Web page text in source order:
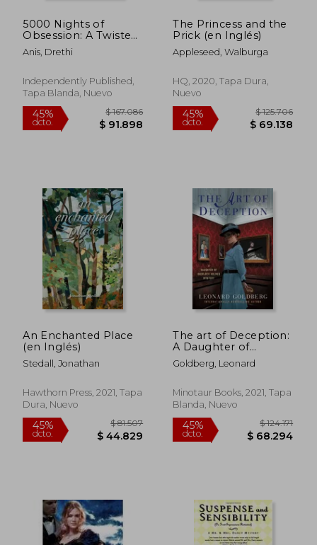
$ 69.957
5000 Nights of
Obsession: A Twisted
Gatsby Story (en
Inglés)
Anis, Drethi
Independently Published,
Tapa Blanda, Nuevo
The Princess and the
Prick (en Inglés)
Appleseed, Walburga
HQ, 2020, Tapa Dura,
Nuevo
An Enchanted Place
(en Inglés)
Stedall, Jonathan
Hawthorn Press, 2021, Tapa
Dura, Nuevo
The art of Deception:
A Daughter of
Sherlock Holmes
Mystery: 4 (Daughter
Mysteries) (en Inglés)
Goldberg, Leonard
Minotaur Books, 2021, Tapa
Blanda, Nuevo